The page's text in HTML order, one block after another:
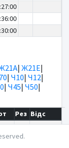
| Ж21Е|
| Ч10| Ч12|
| Ч45| Ч50|
Рез Відс